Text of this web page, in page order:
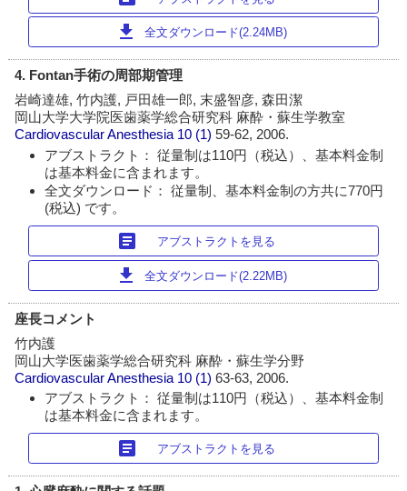
download 全文ダウンロード(2.24MB)
4. Fontan手術の周部期管理
岩崎達雄, 竹内護, 戸田雄一郎, 末盛智彦, 森田潔
岡山大学大学院医歯薬学総合研究科 麻酔・蘇生学教室
Cardiovascular Anesthesia 10 (1)59-62, 2006.
アブストラクト： 従量制は110円（税込）、基本料金制
は基本料金に含まれます。
全文ダウンロード： 従量制、基本料金制の方共に770円
(税込) です。
article アブストラクトを見る
download 全文ダウンロード(2.22MB)
座長コメント
竹内護
岡山大学医歯薬学総合研究科 麻酔・蘇生学分野
Cardiovascular Anesthesia 10 (1)63-63, 2006.
アブストラクト： 従量制は110円（税込）、基本料金制
は基本料金に含まれます。
article アブストラクトを見る